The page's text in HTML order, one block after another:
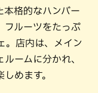
格的なハンバー
フルーツをたっぷ
。店内は、メイン
ームに分かれ、
めます。